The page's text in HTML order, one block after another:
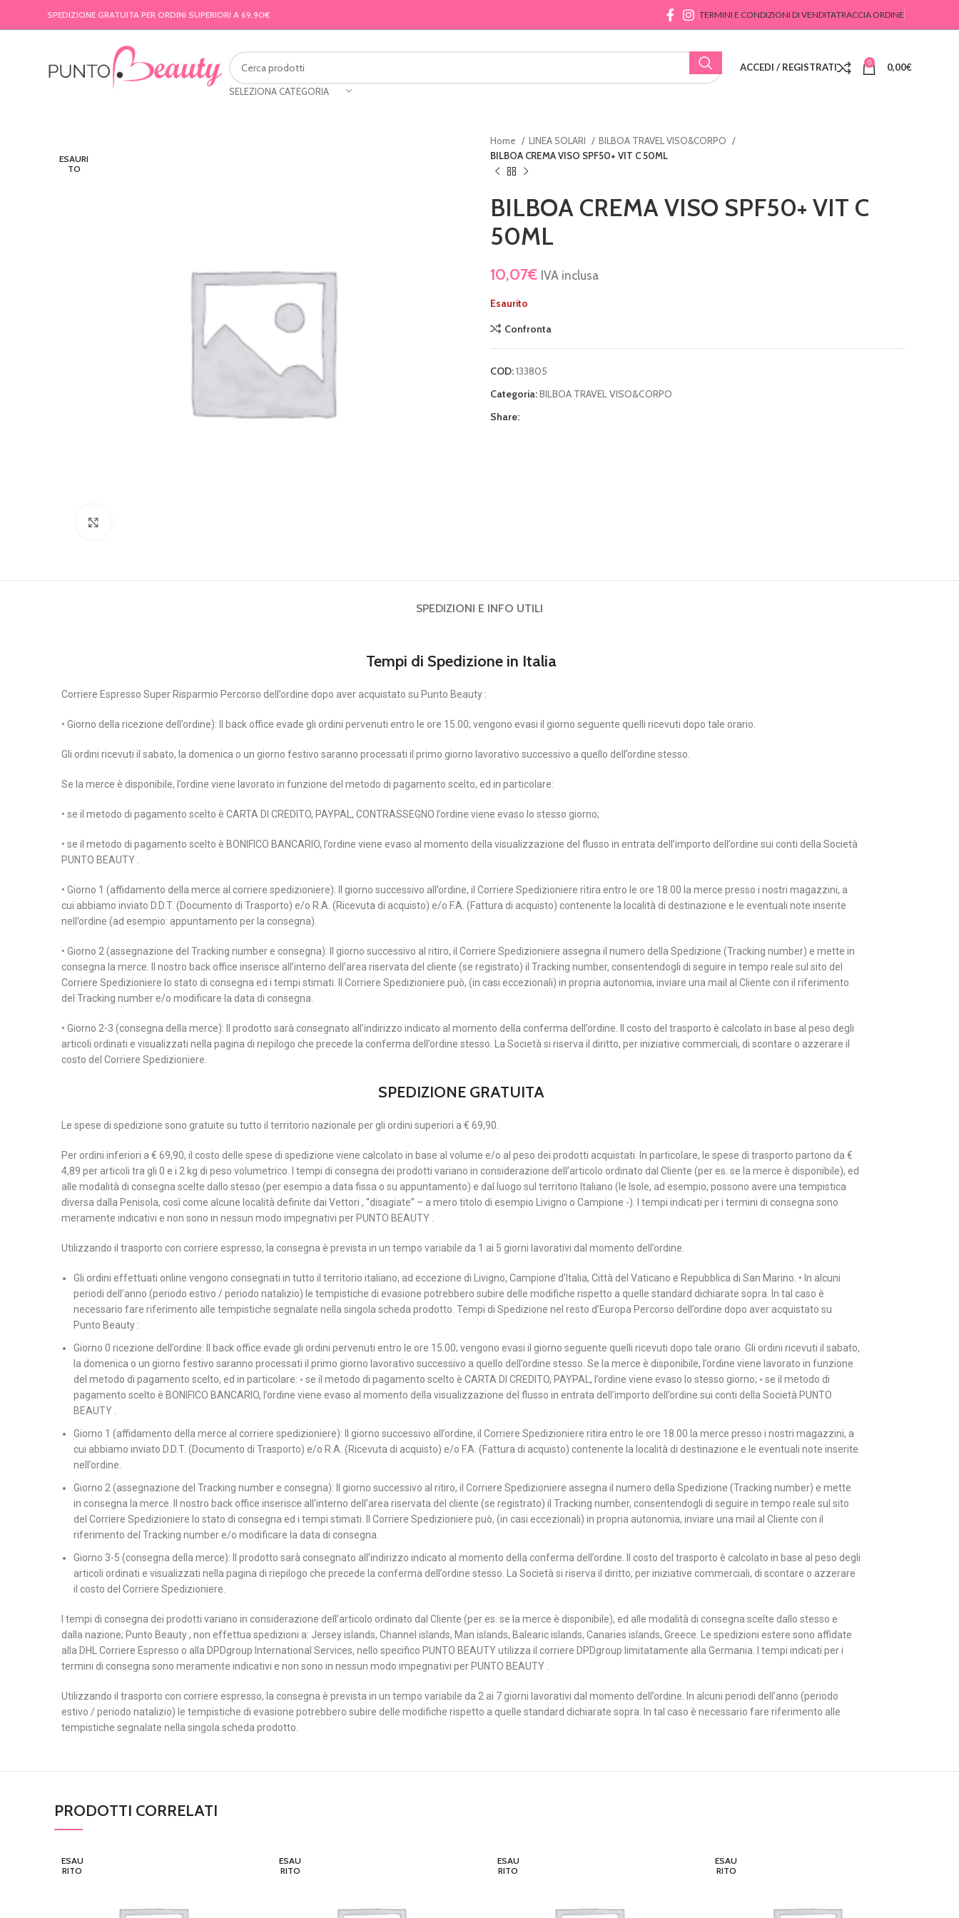
SPEDIZIONE GRATUITA PER ORDINI SUPERIORI A 69.90€ TERMINI E CONDIZIONI DI VENDITATRACCIA ORDINE
SELEZIONA CATEGORIA
ACCEDI / REGISTRATI 0 0,00€
ESAURI
TO
Home LINEA SOLARI
BILBOA TRAVEL VISO&CORPO
BILBOA CREMA VISO SPF50+ VIT C 50ML
BILBOA CREMA VISO SPF50+ VIT C
50ML
10,07€ IVA inclusa
Esaurito
Confronta
COD:133805
Categoria:BILBOA TRAVEL VISO&CORPO
Share:
SPEDIZIONI E INFO UTILI
Tempi di Spedizione in Italia
Corriere Espresso Super Risparmio Percorso dell’ordine dopo aver acquistato su Punto Beauty :
• Giorno della ricezione dell’ordine): Il back office evade gli ordini pervenuti entro le ore 15.00; vengono evasi il giorno seguente quelli ricevuti dopo tale orario.
Gli ordini ricevuti il sabato, la domenica o un giorno festivo saranno processati il primo giorno lavorativo successivo a quello dell’ordine stesso.
Se la merce è disponibile, l’ordine viene lavorato in funzione del metodo di pagamento scelto, ed in particolare:
• se il metodo di pagamento scelto è CARTA DI CREDITO, PAYPAL, CONTRASSEGNO l’ordine viene evaso lo stesso giorno;
• se il metodo di pagamento scelto è BONIFICO BANCARIO, l’ordine viene evaso al momento della visualizzazione del flusso in entrata dell’importo dell’ordine sui conti della Società
PUNTO BEAUTY .
• Giorno 1 (affidamento della merce al corriere spedizioniere): Il giorno successivo all’ordine, il Corriere Spedizioniere ritira entro le ore 18.00 la merce presso i nostri magazzini, a
cui abbiamo inviato D.D.T. (Documento di Trasporto) e/o R.A. (Ricevuta di acquisto) e/o F.A. (Fattura di acquisto) contenente la località di destinazione e le eventuali note inserite
nell’ordine (ad esempio: appuntamento per la consegna).
• Giorno 2 (assegnazione del Tracking number e consegna): Il giorno successivo al ritiro, il Corriere Spedizioniere assegna il numero della Spedizione (Tracking number) e mette in
consegna la merce. Il nostro back office inserisce all’interno dell’area riservata del cliente (se registrato) il Tracking number, consentendogli di seguire in tempo reale sul sito del
Corriere Spedizioniere lo stato di consegna ed i tempi stimati. Il Corriere Spedizioniere può, (in casi eccezionali) in propria autonomia, inviare una mail al Cliente con il riferimento
del Tracking number e/o modificare la data di consegna.
• Giorno 2-3 (consegna della merce): Il prodotto sarà consegnato all’indirizzo indicato al momento della conferma dell’ordine. Il costo del trasporto è calcolato in base al peso degli
articoli ordinati e visualizzati nella pagina di riepilogo che precede la conferma dell’ordine stesso. La Società si riserva il diritto, per iniziative commerciali, di scontare o azzerare il
costo del Corriere Spedizioniere.
SPEDIZIONE GRATUITA
Le spese di spedizione sono gratuite su tutto il territorio nazionale per gli ordini superiori a € 69,90.
Per ordini inferiori a € 69,90, il costo delle spese di spedizione viene calcolato in base al volume e/o al peso dei prodotti acquistati. In particolare, le spese di trasporto partono da €
4,89 per articoli tra gli 0 e i 2 kg di peso volumetrico. I tempi di consegna dei prodotti variano in considerazione dell’articolo ordinato dal Cliente (per es. se la merce è disponibile), ed
alle modalità di consegna scelte dallo stesso (per esempio a data fissa o su appuntamento) e dal luogo sul territorio Italiano (le Isole, ad esempio, possono avere una tempistica
diversa dalla Penisola, così come alcune località definite dai Vettori , “disagiate” – a mero titolo di esempio Livigno o Campione -). I tempi indicati per i termini di consegna sono
meramente indicativi e non sono in nessun modo impegnativi per PUNTO BEAUTY .
Utilizzando il trasporto con corriere espresso, la consegna è prevista in un tempo variabile da 1 ai 5 giorni lavorativi dal momento dell’ordine.
Gli ordini effettuati online vengono consegnati in tutto il territorio italiano, ad eccezione di Livigno, Campione d’Italia, Città del Vaticano e Repubblica di San Marino. • In alcuni
periodi dell’anno (periodo estivo / periodo natalizio) le tempistiche di evasione potrebbero subire delle modifiche rispetto a quelle standard dichiarate sopra. In tal caso è
necessario fare riferimento alle tempistiche segnalate nella singola scheda prodotto. Tempi di Spedizione nel resto d’Europa Percorso dell’ordine dopo aver acquistato su
Punto Beauty :
Giorno 0 ricezione dell’ordine: Il back office evade gli ordini pervenuti entro le ore 15.00; vengono evasi il giorno seguente quelli ricevuti dopo tale orario. Gli ordini ricevuti il sabato,
la domenica o un giorno festivo saranno processati il primo giorno lavorativo successivo a quello dell’ordine stesso. Se la merce è disponibile, l’ordine viene lavorato in funzione
del metodo di pagamento scelto, ed in particolare: ◦ se il metodo di pagamento scelto è CARTA DI CREDITO, PAYPAL, l’ordine viene evaso lo stesso giorno; ◦ se il metodo di
pagamento scelto è BONIFICO BANCARIO, l’ordine viene evaso al momento della visualizzazione del flusso in entrata dell’importo dell’ordine sui conti della Società PUNTO
BEAUTY .
Giorno 1 (affidamento della merce al corriere spedizioniere): Il giorno successivo all’ordine, il Corriere Spedizioniere ritira entro le ore 18.00 la merce presso i nostri magazzini, a
cui abbiamo inviato D.D.T. (Documento di Trasporto) e/o R.A. (Ricevuta di acquisto) e/o F.A. (Fattura di acquisto) contenente la località di destinazione e le eventuali note inserite
nell’ordine.
Giorno 2 (assegnazione del Tracking number e consegna): Il giorno successivo al ritiro, il Corriere Spedizioniere assegna il numero della Spedizione (Tracking number) e mette
in consegna la merce. Il nostro back office inserisce all’interno dell’area riservata del cliente (se registrato) il Tracking number, consentendogli di seguire in tempo reale sul sito
del Corriere Spedizioniere lo stato di consegna ed i tempi stimati. Il Corriere Spedizioniere può, (in casi eccezionali) in propria autonomia, inviare una mail al Cliente con il
riferimento del Tracking number e/o modificare la data di consegna.
Giorno 3-5 (consegna della merce): Il prodotto sarà consegnato all’indirizzo indicato al momento della conferma dell’ordine. Il costo del trasporto è calcolato in base al peso degli
articoli ordinati e visualizzati nella pagina di riepilogo che precede la conferma dell’ordine stesso. La Società si riserva il diritto, per iniziative commerciali, di scontare o azzerare
il costo del Corriere Spedizioniere.
I tempi di consegna dei prodotti variano in considerazione dell’articolo ordinato dal Cliente (per es. se la merce è disponibile), ed alle modalità di consegna scelte dallo stesso e
dalla nazione; Punto Beauty , non effettua spedizioni a: Jersey islands, Channel islands, Man islands, Balearic islands, Canaries islands, Greece. Le spedizioni estere sono affidate
alla DHL Corriere Espresso o alla DPDgroup International Services, nello specifico PUNTO BEAUTY utilizza il corriere DPDgroup limitatamente alla Germania. I tempi indicati per i
termini di consegna sono meramente indicativi e non sono in nessun modo impegnativi per PUNTO BEAUTY .
Utilizzando il trasporto con corriere espresso, la consegna è prevista in un tempo variabile da 2 ai 7 giorni lavorativi dal momento dell’ordine. In alcuni periodi dell’anno (periodo
estivo / periodo natalizio) le tempistiche di evasione potrebbero subire delle modifiche rispetto a quelle standard dichiarate sopra. In tal caso è necessario fare riferimento alle
tempistiche segnalate nella singola scheda prodotto.
PRODOTTI CORRELATI
ESAU
RITO
ESAU
RITO
ESAU
RITO
ESAU
RITO